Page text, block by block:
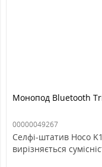
Монопод Bluetooth
00000049267
Селфі-штатив Hoco
вирізняється